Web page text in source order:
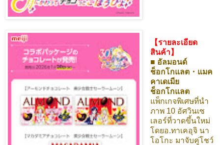
【รายละเอียด
สินค้า】
■ อัลมอนด์
ช็อกโกแลต・แมค
คาเดเมีย
ช็อกโกแลต
แพ็กเกจพิเศษที่นำ
ภาพ 10 อัศวินเซ
เลอร์ที่วาดขึ้นใหม่
โดยอ.ทาเคอุจิ นา
โอโกะ มาจับคู่โชว์